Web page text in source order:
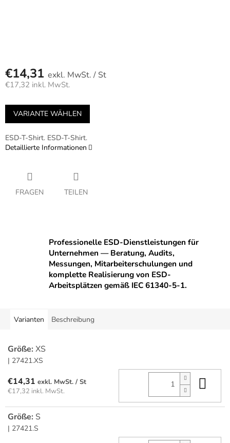
€14,31 / St
€17,32 inkl. MwSt.
VARIANTE WÄHLEN
ESD-T-Shirt. ESD-T-Shirt.
Detaillierte Informationen
FRAGEN TEILEN
Professionelle ESD-Dienstleistungen für
Unternehmen — Beratung, Audits,
Messungen, Mitarbeiterschulungen und
komplette Realisierung von ESD-
Arbeitsplätzen gemäß IEC 61340-5-1.
Varianten Beschreibung
Größe: XS
| 27421.XS
€14,31
/ St
€17,32 inkl. MwSt.
Größe: S
| 27421.S